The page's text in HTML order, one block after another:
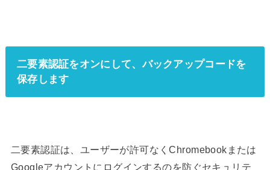
二要素認証をオンにして、バックアップコードを
保存します
二要素認証は、ユーザーが許可なくChromebookまたは
Googleアカウントにログインするのを防ぐセキュリテ